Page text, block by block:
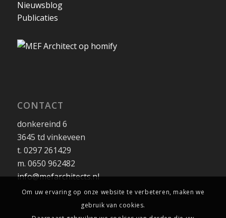
Nieuwsblog
Publicaties
CONTACT
donkereind 6
3645 td vinkeveen
t. 0297 261429
m. 0650 962482
info@mefarchitects.nl
Om uw ervaring op onze website te verbeteren, maken we
gebruik van cookies.